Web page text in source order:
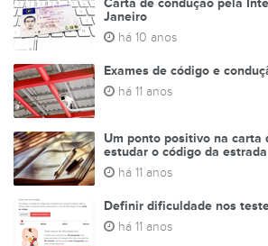
Janeiro
há 10 anos
Exames de código e
há 11 anos
Um ponto positivo na carta
estudar o código da estrada
há 11 anos
Definir dificuldade nos
há 11 anos